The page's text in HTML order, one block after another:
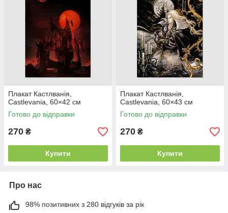
Плакат Кастлванія,
Castlevania, 60×42 см
Готово до відправки
270 ₴
Купити
Плакат Кастлванія,
Castlevania, 60×43 см
Готово до відправки
270 ₴
Купити
Про нас
98% позитивних з 280 відгуків за рік